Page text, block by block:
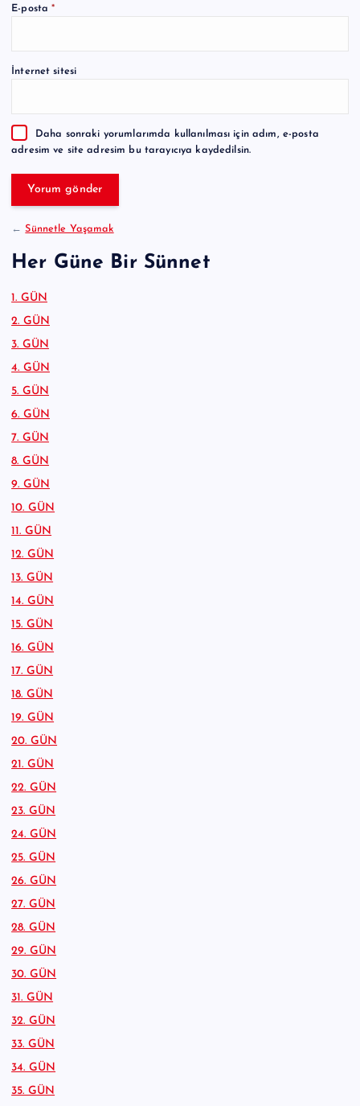
E-posta*
İnternet sitesi
Daha sonraki yorumlarımda kullanılması için adım, e-posta
adresim ve site adresim bu tarayıcıya kaydedilsin.
A
e
a
t
←Sünnetle Yaşamak
Her Güne Bir Sünnet
1. GÜN
2. GÜN
3. GÜN
4. GÜN
5. GÜN
6. GÜN
7. GÜN
8. GÜN
9. GÜN
10. GÜN
11. GÜN
12. GÜN
13. GÜN
14. GÜN
15. GÜN
16. GÜN
17. GÜN
18. GÜN
19. GÜN
20. GÜN
21. GÜN
22. GÜN
23. GÜN
24. GÜN
25. GÜN
26. GÜN
27. GÜN
28. GÜN
29. GÜN
30. GÜN
31. GÜN
32. GÜN
33. GÜN
34. GÜN
35. GÜN